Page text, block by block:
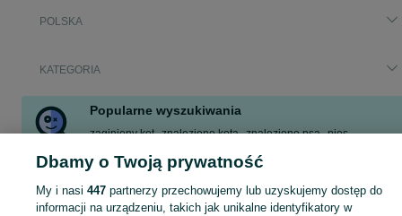
POLSKA
KATEGORIA
Popularne wyszukiwania
zaginiony kot znaleziono kota znaleziono psa pies
znaleziono
zaginął kot zaginął pies
Zobacz Więcej
Dbamy o Twoją prywatność
My i nasi 447partnerzy przechowujemy lub uzyskujemy dostęp do
informacji na urządzeniu, takich jak unikalne identyfikatory w